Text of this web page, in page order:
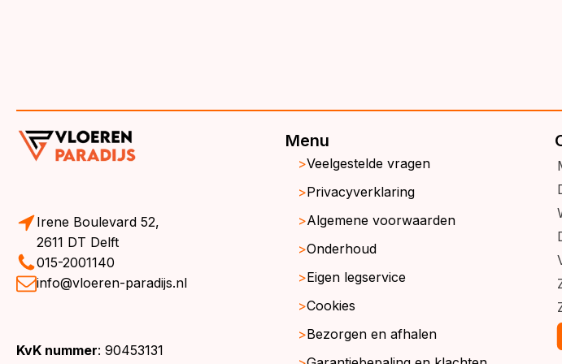
Irene Boulevard 52,
2611 DT Delft
015-2001140
info@vloeren-paradijs.nl
KvK nummer: 90453131
Menu
Veelgestelde vragen
Privacyverklaring
Algemene voorwaarden
Onderhoud
Eigen legservice
Cookies
Bezorgen en afhalen